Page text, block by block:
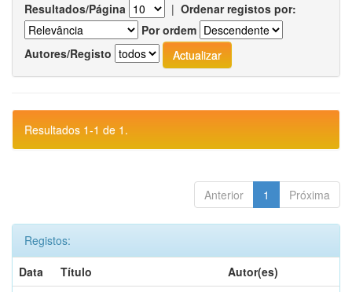
Resultados/Página | Ordenar registos por:
Por ordem
Autores/Registo
Resultados 1-1 de 1.
Anterior 1 Próxima
Registos:
Data
Título
Autor(es)